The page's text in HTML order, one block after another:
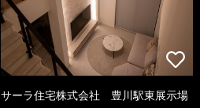
サーラ住宅株式会社 豊川駅東展示場